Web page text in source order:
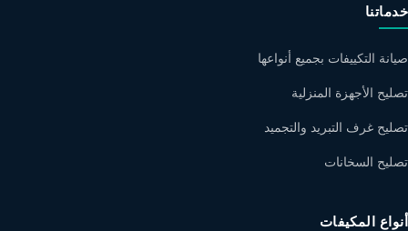
خدماتنا
صيانة التكييفات بجميع أنواعها
تصليح الأجهزة المنزلية
تصليح غرف التبريد والتجميد
تصليح السخانات
أنواع المكيفات